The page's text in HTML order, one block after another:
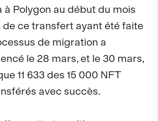
Polygon au début du mois
ce transfert ayant été faite
de migration a
le 28 mars, et le 30 mars,
11 633 des 15 000 NFT
avec succès.